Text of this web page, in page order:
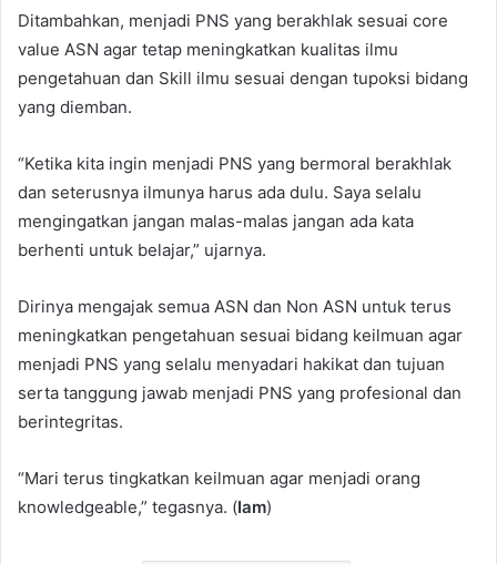
Ditambahkan, menjadi PNS yang berakhlak sesuai core
value ASN agar tetap meningkatkan kualitas ilmu
pengetahuan dan Skill ilmu sesuai dengan tupoksi bidang
yang diemban.
“Ketika kita ingin menjadi PNS yang bermoral berakhlak
dan seterusnya ilmunya harus ada dulu. Saya selalu
mengingatkan jangan malas-malas jangan ada kata
berhenti untuk belajar,” ujarnya.
Dirinya mengajak semua ASN dan Non ASN untuk terus
meningkatkan pengetahuan sesuai bidang keilmuan agar
menjadi PNS yang selalu menyadari hakikat dan tujuan
serta tanggung jawab menjadi PNS yang profesional dan
berintegritas.
“Mari terus tingkatkan keilmuan agar menjadi orang
knowledgeable,” tegasnya. (Iam)